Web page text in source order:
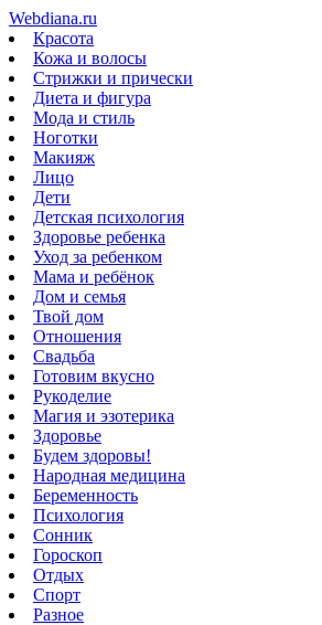
Webdiana.ru
Красота
Кожа и волосы
Стрижки и прически
Диета и фигура
Мода и стиль
Ноготки
Макияж
Лицо
Дети
Детская психология
Здоровье ребенка
Уход за ребенком
Мама и ребёнок
Дом и семья
Твой дом
Отношения
Свадьба
Готовим вкусно
Рукоделие
Магия и эзотерика
Здоровье
Будем здоровы!
Народная медицина
Беременность
Психология
Сонник
Гороскоп
Отдых
Спорт
Разное